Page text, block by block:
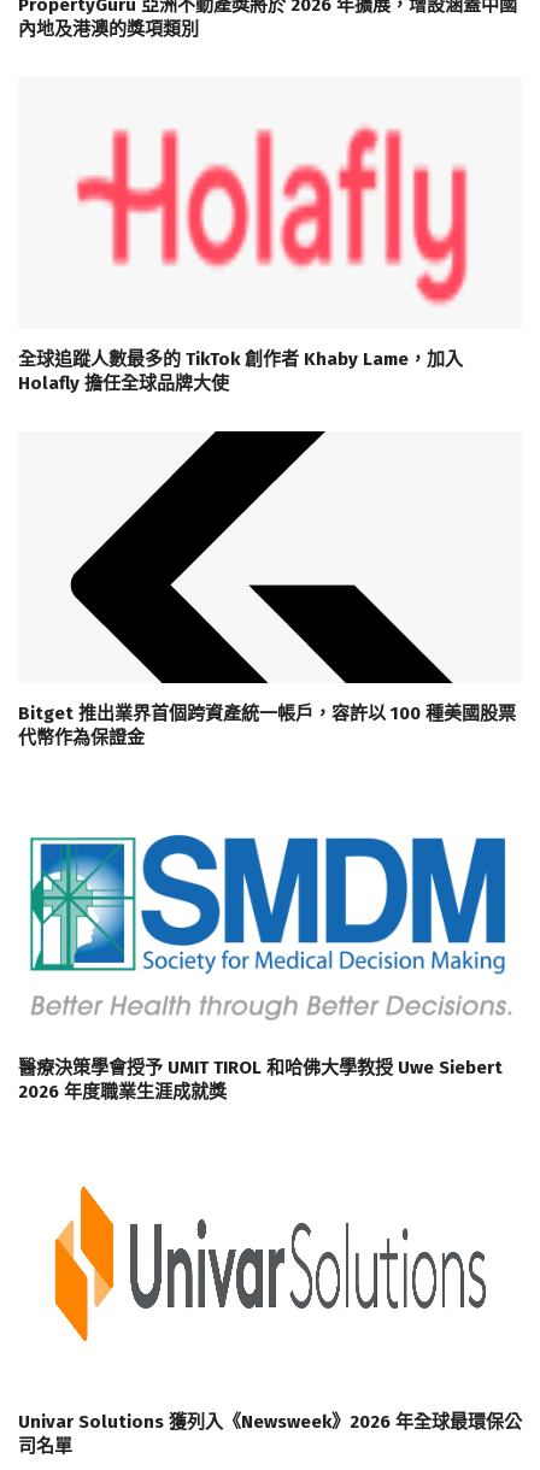
PropertyGuru 亞洲不動產獎將於 2026 年擴展，增設涵蓋中國
內地及港澳的獎項類別
全球追蹤人數最多的 TikTok 創作者 Khaby Lame，加入
Holafly 擔任全球品牌大使
Bitget 推出業界首個跨資產統一帳戶，容許以 100 種美國股票
代幣作為保證金
醫療決策學會授予 UMIT TIROL 和哈佛大學教授 Uwe Siebert
2026 年度職業生涯成就獎
Univar Solutions 獲列入《Newsweek》2026 年全球最環保公
司名單